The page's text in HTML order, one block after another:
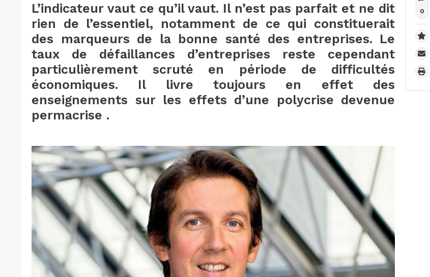
L’indicateur vaut ce qu’il vaut. Il n’est pas parfait et ne dit
rien de l’essentiel, notamment de ce qui constituerait
des marqueurs de la bonne santé des entreprises. Le
taux de défaillances d’entreprises reste cependant
particulièrement scruté en période de difficultés
économiques. Il livre toujours en effet des
enseignements sur les effets d’une polycrise devenue
permacrise .
0